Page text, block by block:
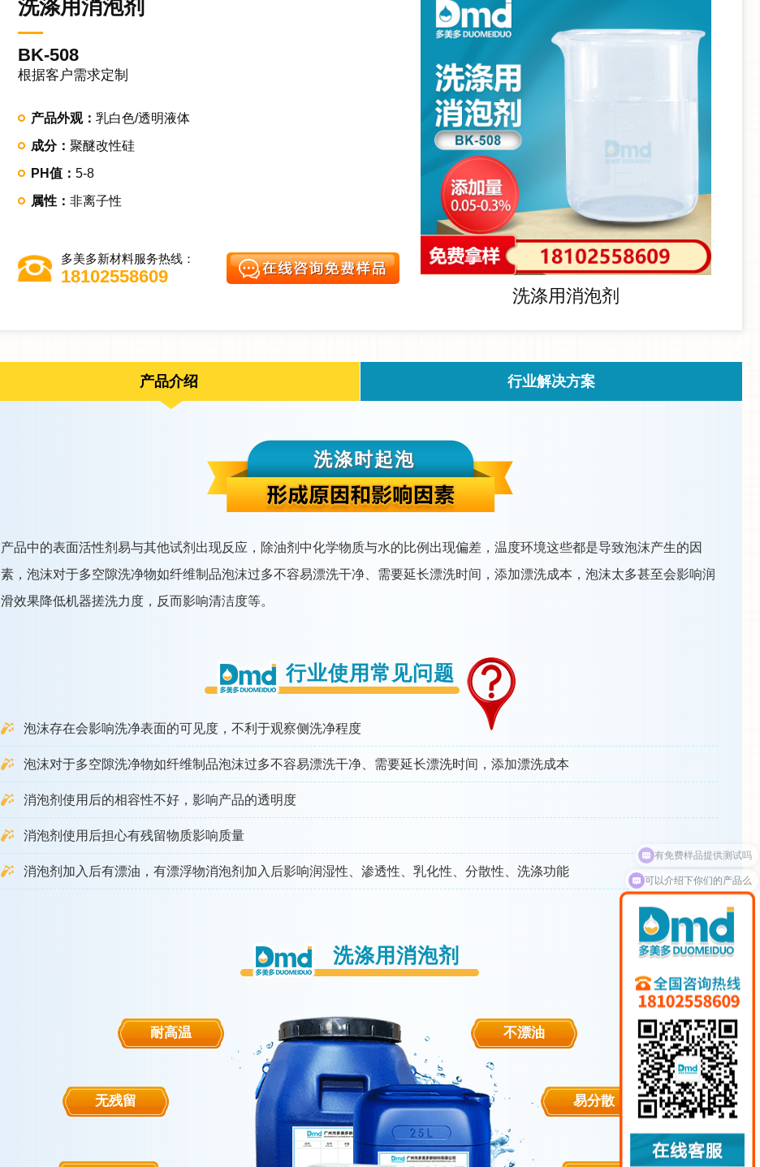
洗涤用消泡剂
BK-508
根据客户需求定制
产品外观： 乳白色/透明液体
成分： 聚醚改性硅
PH值： 5-8
属性： 非离子性
多美多新材料服务热线：
18102558609
洗涤用消泡剂
产品介绍 行业解决方案
洗涤时起泡
产品中的表面活性剂易与其他试剂出现反应，除油剂中化学物质与水的比例出现偏差，温度环境这些都是导致泡沫产生的因
素，泡沫对于多空隙洗净物如纤维制品泡沫过多不容易漂洗干净、需要延长漂洗时间，添加漂洗成本，泡沫太多甚至会影响润
滑效果降低机器搓洗力度，反而影响清洁度等。
行业使用常见问题
泡沫存在会影响洗净表面的可见度，不利于观察侧洗净程度
泡沫对于多空隙洗净物如纤维制品泡沫过多不容易漂洗干净、需要延长漂洗时间，添加漂洗成本
消泡剂使用后的相容性不好，影响产品的透明度
消泡剂使用后担心有残留物质影响质量
消泡剂加入后有漂油，有漂浮物消泡剂加入后影响润湿性、渗透性、乳化性、分散性、洗涤功能
洗涤用消泡剂
耐高温
无残留
不漂油
易分散